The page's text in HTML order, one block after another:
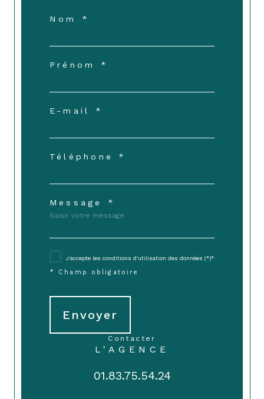
Nom *
Prénom *
E-mail *
Téléphone *
Message *
J'accepte les conditions d'utilisation des données (*)*
* Champ obligatoire
Envoyer
contacter
L'AGENCE
01.83.75.54.24